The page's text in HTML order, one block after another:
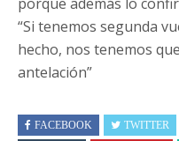
“Si tenemos segunda
hecho, nos tenemos
antelación”
FACEBOOK TWITTER